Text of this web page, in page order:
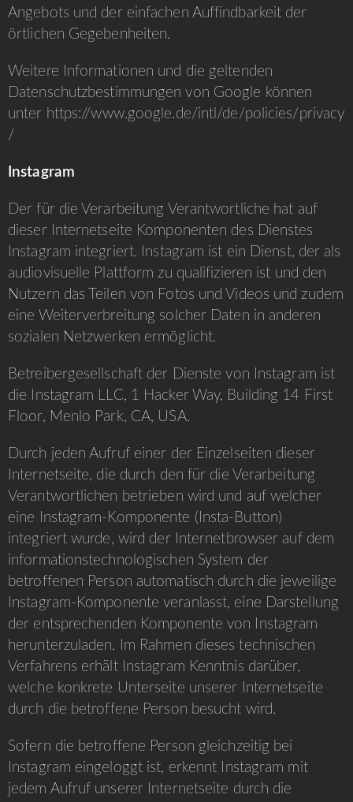
Angebots und der einfachen Auffindbarkeit der
örtlichen Gegebenheiten.
Weitere Informationen und die geltenden
Datenschutzbestimmungen von Google können
unter https://www.google.de/intl/de/policies/privacy
/
Instagram
Der für die Verarbeitung Verantwortliche hat auf
dieser Internetseite Komponenten des Dienstes
Instagram integriert. Instagram ist ein Dienst, der als
audiovisuelle Plattform zu qualifizieren ist und den
Nutzern das Teilen von Fotos und Videos und zudem
eine Weiterverbreitung solcher Daten in anderen
sozialen Netzwerken ermöglicht.
Betreibergesellschaft der Dienste von Instagram ist
die Instagram LLC, 1 Hacker Way, Building 14 First
Floor, Menlo Park, CA, USA.
Durch jeden Aufruf einer der Einzelseiten dieser
Internetseite, die durch den für die Verarbeitung
Verantwortlichen betrieben wird und auf welcher
eine Instagram-Komponente (Insta-Button)
integriert wurde, wird der Internetbrowser auf dem
informationstechnologischen System der
betroffenen Person automatisch durch die jeweilige
Instagram-Komponente veranlasst, eine Darstellung
der entsprechenden Komponente von Instagram
herunterzuladen. Im Rahmen dieses technischen
Verfahrens erhält Instagram Kenntnis darüber,
welche konkrete Unterseite unserer Internetseite
durch die betroffene Person besucht wird.
Sofern die betroffene Person gleichzeitig bei
Instagram eingeloggt ist, erkennt Instagram mit
jedem Aufruf unserer Internetseite durch die